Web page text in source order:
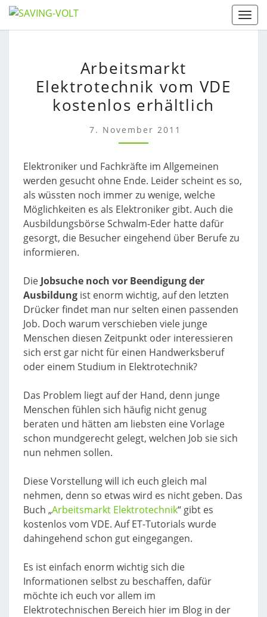
Skip
to
ELEKTROTECHNIK
VOM
VDE
KOSTENLOS
ERHÄLTLICH
Arbeitsmarkt
Elektrotechnik vom VDE
kostenlos erhältlich
7. November 2011
Elektroniker und Fachkräfte im Allgemeinen
werden gesucht ohne Ende. Leider scheint es so,
als wüssten noch immer zu wenige, welche
Möglichkeiten es als Elektroniker gibt. Auch die
Ausbildungsbörse Schwalm-Eder hatte dafür
gesorgt, die Besucher eingehend über Berufe zu
informieren.
Die Jobsuche noch vor Beendigung der
Ausbildung ist enorm wichtig, auf den letzten
Drücker findet man nur selten einen passenden
Job. Doch warum verschieben viele junge
Menschen diesen Zeitpunkt oder interessieren
sich erst gar nicht für einen Handwerksberuf
oder einem Studium in Elektrotechnik?
Das Problem liegt auf der Hand, denn junge
Menschen fühlen sich häufig nicht genug
beraten und hätten am liebsten eine Vorlage
schon mundgerecht gelegt, welchen Job sie sich
nun nehmen sollen.
Diese Vorstellung will ich euch gleich mal
nehmen, denn so etwas wird es nicht geben. Das
Buch „Arbeitsmarkt Elektrotechnik“ gibt es
kostenlos vom VDE. Auf ET-Tutorials wurde
dahingehend schon gut eingegangen.
Es ist einfach enorm wichtig sich die
Informationen selbst zu beschaffen, dafür
möchte ich euch vor allem im
Elektrotechnischen Bereich hier im Blog in der